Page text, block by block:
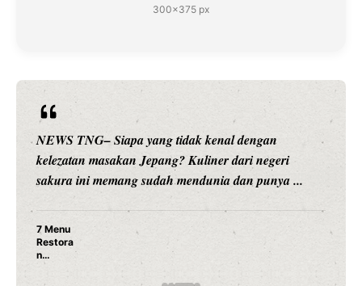
300×375 px
NEWS TNG– Siapa yang tidak kenal dengan
kelezatan masakan Jepang? Kuliner dari negeri
sakura ini memang sudah mendunia dan punya ...
7 Menu
Restora
n
Jepang